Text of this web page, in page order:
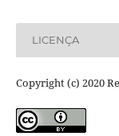
LICENÇA
Copyright (c) 2020